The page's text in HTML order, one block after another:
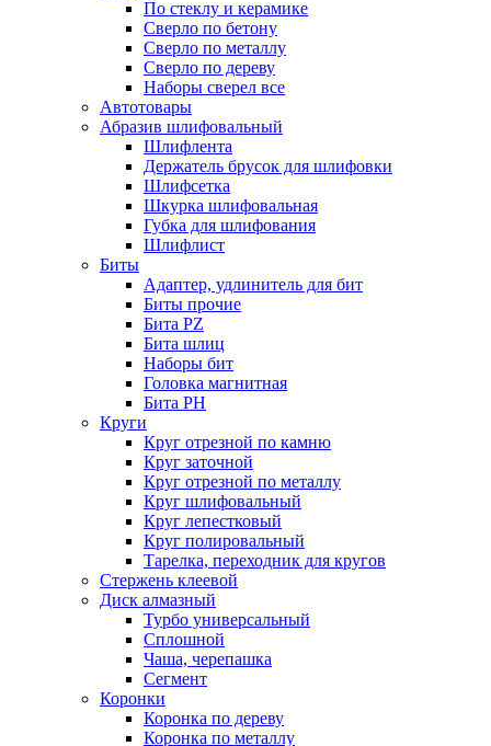
По стеклу и керамике
Сверло по бетону
Сверло по металлу
Сверло по дереву
Наборы сверел все
Автотовары
Абразив шлифовальный
Шлифлента
Держатель брусок для шлифовки
Шлифсетка
Шкурка шлифовальная
Губка для шлифования
Шлифлист
Биты
Адаптер, удлинитель для бит
Биты прочие
Бита PZ
Бита шлиц
Наборы бит
Головка магнитная
Бита PH
Круги
Круг отрезной по камню
Круг заточной
Круг отрезной по металлу
Круг шлифовальный
Круг лепестковый
Круг полировальный
Тарелка, переходник для кругов
Стержень клеевой
Диск алмазный
Турбо универсальный
Сплошной
Чаша, черепашка
Сегмент
Коронки
Коронка по дереву
Коронка по металлу